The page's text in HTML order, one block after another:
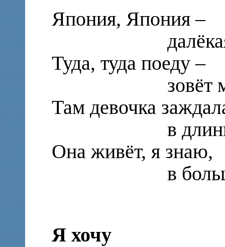
Япония, Япония –
далёкая
Туда, туда поеду –
зовёт
Там девочка
в
Она живёт, я знаю,
в
Я хочу